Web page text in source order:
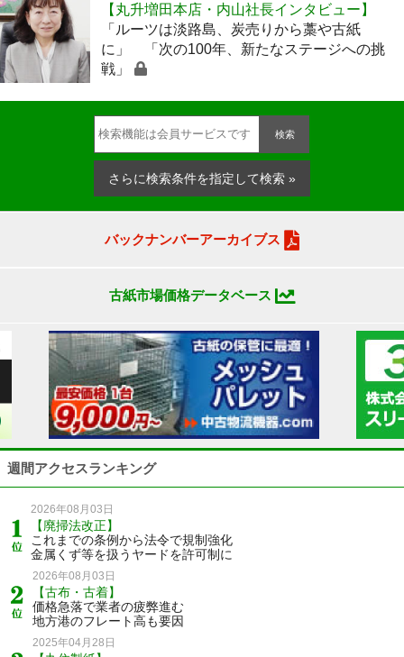
【丸升増田本店・内山社長インタビュー】
「ルーツは淡路島、炭売りから藁や古紙
に」 「次の100年、新たなステージへの挑
戦」
検索
さらに検索条件を指定して検索 »
バックナンバーアーカイブス
古紙市場価格データベース
週間アクセスランキング
2026年08月03日
【廃掃法改正】
これまでの条例から法令で規制強化
金属くず等を扱うヤードを許可制に
2026年08月03日
【古布・古着】
価格急落で業者の疲弊進む
地方港のフレート高も要因
2025年04月28日